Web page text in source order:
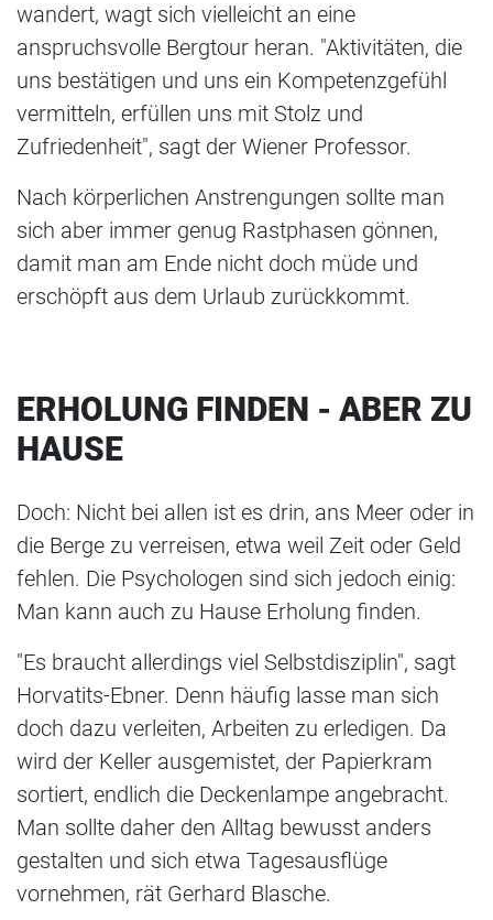
wandert, wagt sich vielleicht an eine
anspruchsvolle Bergtour heran. "Aktivitäten, die
uns bestätigen und uns ein Kompetenzgefühl
vermitteln, erfüllen uns mit Stolz und
Zufriedenheit", sagt der Wiener Professor.
Nach körperlichen Anstrengungen sollte man
sich aber immer genug Rastphasen gönnen,
damit man am Ende nicht doch müde und
erschöpft aus dem Urlaub zurückkommt.
ERHOLUNG FINDEN - ABER ZU
HAUSE
Doch: Nicht bei allen ist es drin, ans Meer oder in
die Berge zu verreisen, etwa weil Zeit oder Geld
fehlen. Die Psychologen sind sich jedoch einig:
Man kann auch zu Hause Erholung finden.
"Es braucht allerdings viel Selbstdisziplin", sagt
Horvatits-Ebner. Denn häufig lasse man sich
doch dazu verleiten, Arbeiten zu erledigen. Da
wird der Keller ausgemistet, der Papierkram
sortiert, endlich die Deckenlampe angebracht.
Man sollte daher den Alltag bewusst anders
gestalten und sich etwa Tagesausflüge
vornehmen, rät Gerhard Blasche.